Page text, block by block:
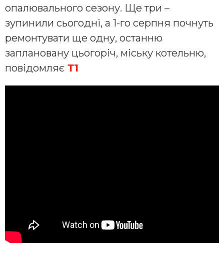
опалювального сезону. Ще три –
зупинили сьогодні, а 1-го серпня почнуть
ремонтувати ще одну, останню
заплановану цьогоріч, міську котельню,
повідомляє Т1